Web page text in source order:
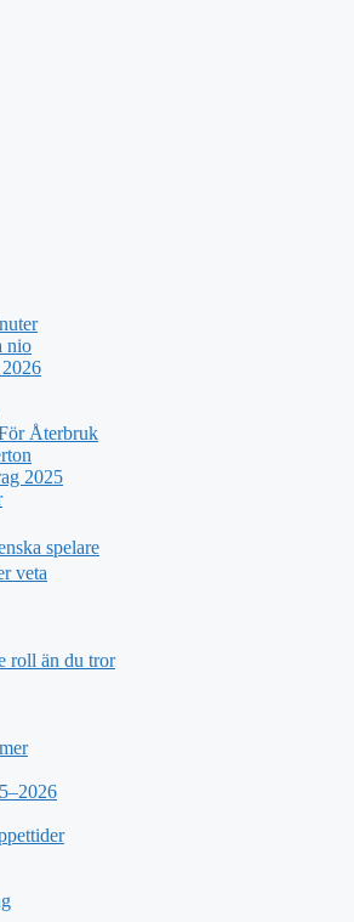
nio
Återbruk
2025
spelare
veta
roll än du tror